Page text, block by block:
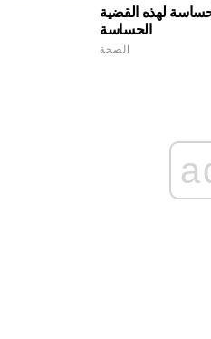
لهذه القضية
الحساسة
الصحة